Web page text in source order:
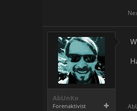
AbUnKo
Forenaktivist